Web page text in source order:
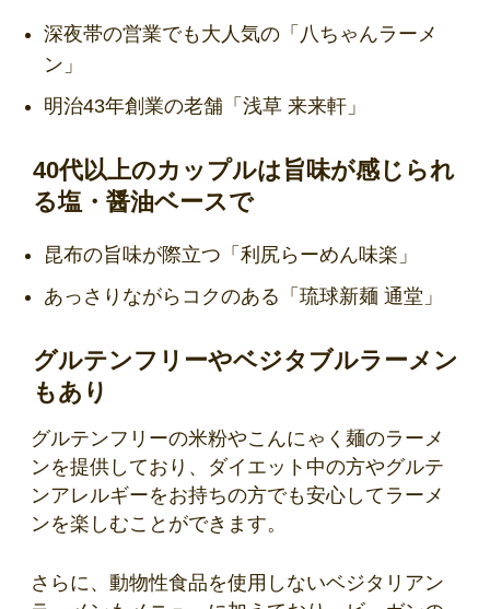
深夜帯の営業でも大人気の「八ちゃんラーメ
ン」
明治43年創業の老舗「浅草 来来軒」
40代以上のカップルは旨味が感じられ
る塩・醤油ベースで
昆布の旨味が際立つ「利尻らーめん味楽」
あっさりながらコクのある「琉球新麺 通堂」
グルテンフリーやベジタブルラーメン
もあり
グルテンフリーの米粉やこんにゃく麺のラーメ
ンを提供しており、ダイエット中の方やグルテ
ンアレルギーをお持ちの方でも安心してラーメ
ンを楽しむことができます。
さらに、動物性食品を使用しないベジタリアン